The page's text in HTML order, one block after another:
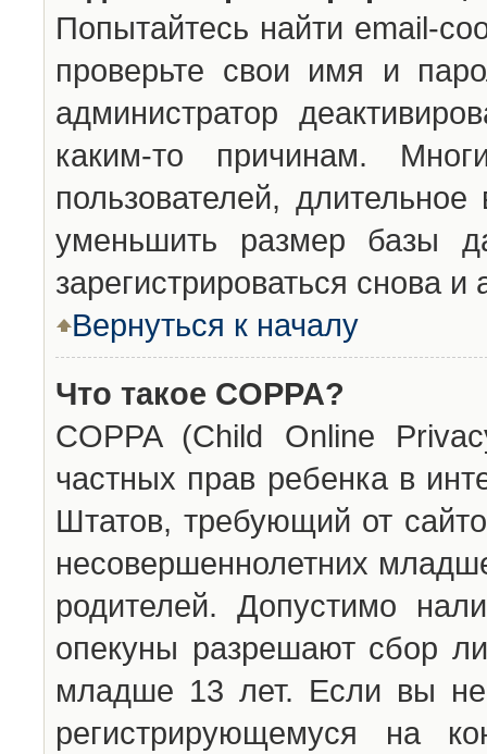
Попытайтесь найти email-
проверьте свои имя и
администратор
каким-то причинам.
пользователей,
уменьшить размер базы
зарегистрироваться снова и
Вернуться к началу
Что такое COPPA?
COPPA (Child Online
частных прав ребенка в
Штатов, требующий от
несовершеннолетних
родителей. Допустимо
опекуны разрешают сбор
младше 13 лет. Если вы
регистрирующемуся на